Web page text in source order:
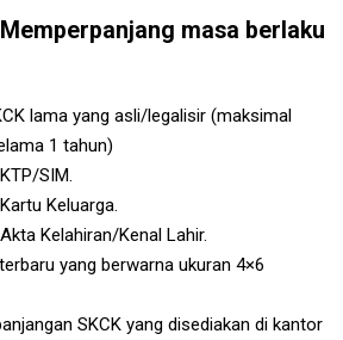
masa berlaku
lama yang asli/legalisir (maksimal
1 tahun)
SIM.
Keluarga.
Kelahiran/Kenal Lahir.
yang berwarna ukuran 4×6
SKCK yang disediakan di kantor